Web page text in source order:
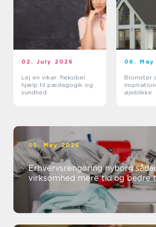
02. July 2026
Lej en vikar: fleksibel
hjælp til pædagogik og
sundhed
06. May
Blomster
øjeblikke
05. May 2026
Erhvervsrengøring nyborg sådan får din
virksomhed mere tid og bedre